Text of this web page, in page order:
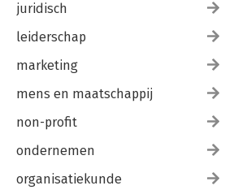
juridisch
leiderschap
marketing
mens en maatschappij
non-profit
ondernemen
organisatiekunde